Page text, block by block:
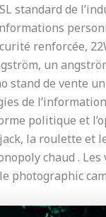
standard de
renforcée,
un
stand de
de
politique et
la roulette
chaud .
photographic